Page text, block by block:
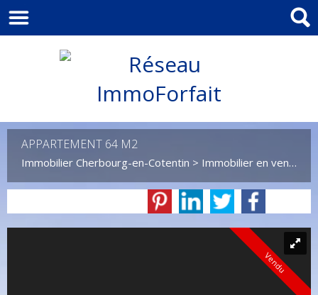
APPARTEMENT 64 M2
Immobilier Cherbourg-en-Cotentin > Immobilier en vente Cherbourg-en-Cotentin
Vendu